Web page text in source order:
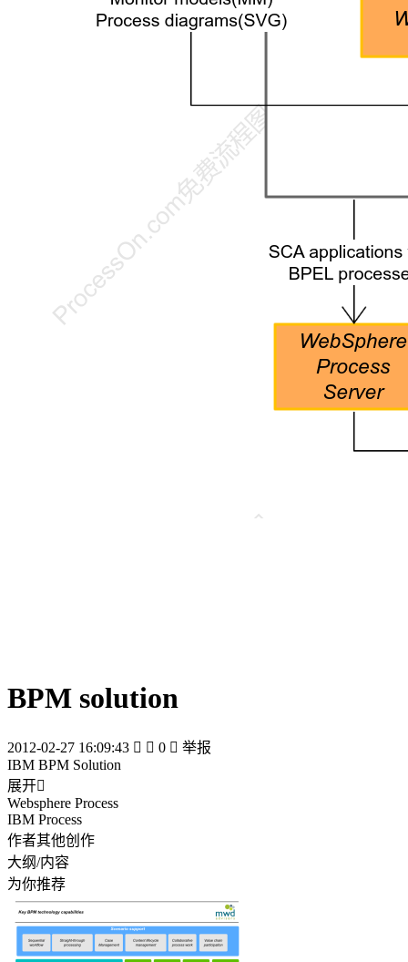
BPM solution
2012-02-27 16:09:43   0  举报
IBM BPM Solution
展开
Websphere Process
IBM Process
作者其他创作
大纲/内容
为你推荐